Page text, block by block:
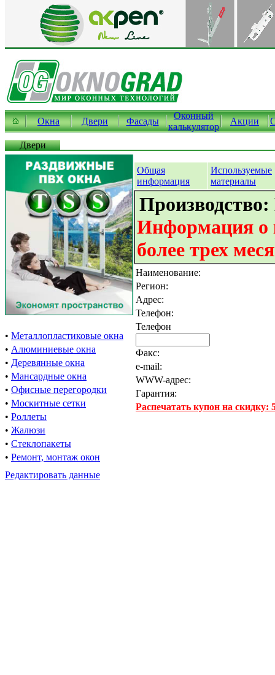
Окна Двери Фасады
Оконный
калькулятор
Акции
Двери
• Металлопластиковые окна
• Алюминиевые окна
• Деревянные окна
• Мансардные окна
• Офисные перегородки
• Москитные сетки
• Роллеты
• Жалюзи
• Стеклопакеты
• Ремонт, монтаж окон
Общая
информация
Используемые
материалы
Информация о
более трех
Наименование:
Регион:
Адрес:
Телефон:
Телефон
Факс:
e-mail:
WWW-адрес:
Гарантия:
Распечатать купон на скидку:
Редактировать данные